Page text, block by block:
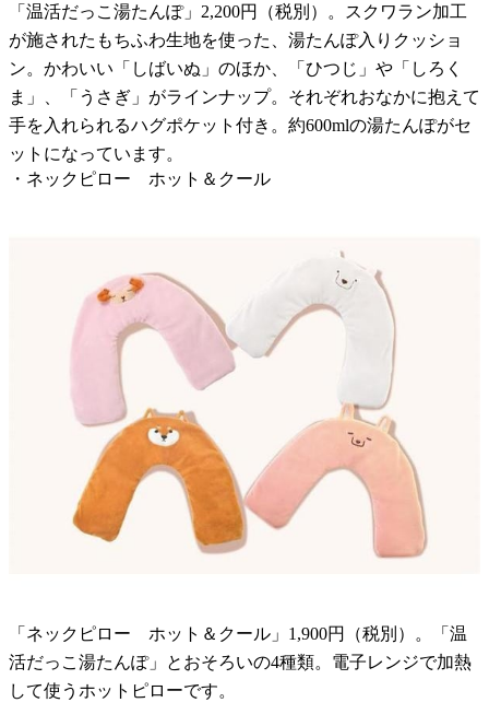
「温活だっこ湯たんぽ」2,200円（税別）。スクワラン加工
が施されたもちふわ生地を使った、湯たんぽ入りクッショ
ン。かわいい「しばいぬ」のほか、「ひつじ」や「しろく
ま」、「うさぎ」がラインナップ。それぞれおなかに抱えて
手を入れられるハグポケット付き。約600mlの湯たんぽがセ
ットになっています。
・ネックピロー ホット＆クール
「ネックピロー ホット＆クール」1,900円（税別）。「温
活だっこ湯たんぽ」とおそろいの4種類。電子レンジで加熱
して使うホットピローです。